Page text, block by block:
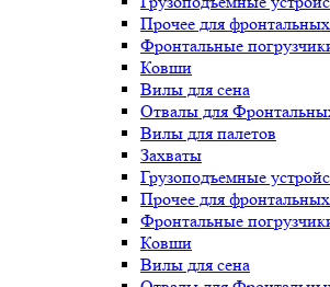
Прочее для
Фронтальные
Ковши
Вилы для сена
Отвалы для
Вилы для палетов
Захваты
Грузоподъемные
Прочее для
Фронтальные
Ковши
Вилы для сена